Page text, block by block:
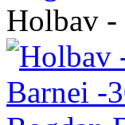
Holbav -